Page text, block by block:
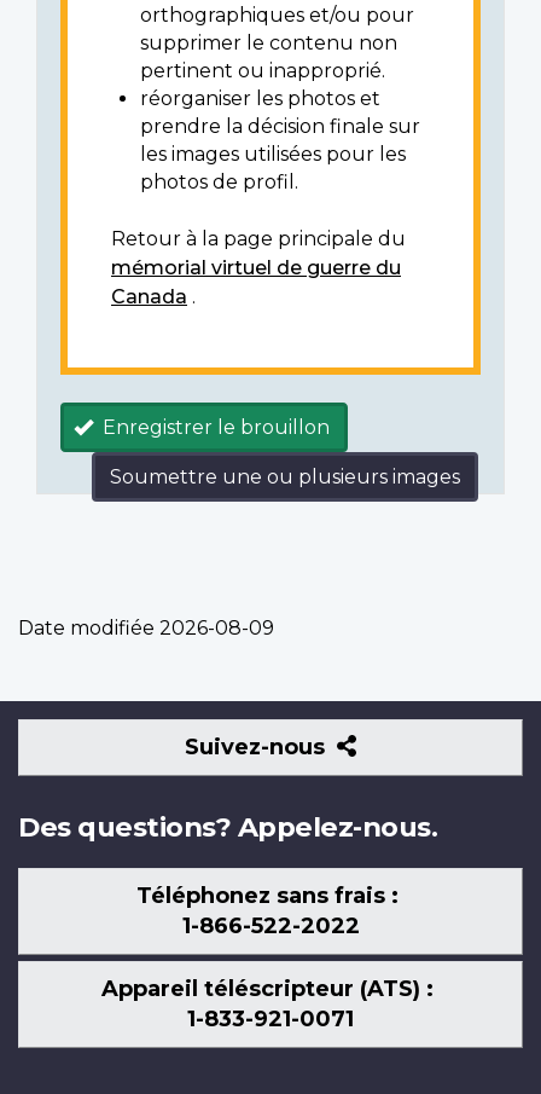
orthographiques et/ou pour
supprimer le contenu non
pertinent ou inapproprié.
réorganiser les photos et
prendre la décision finale sur
les images utilisées pour les
photos de profil.
Retour à la page principale du
mémorial virtuel de guerre du
Canada .
Enregistrer le brouillon
Soumettre une ou plusieurs images
Date modifiée 2026-08-09
Suivez-nous
Suivez-
nous
Des questions? Appelez-nous.
Téléphonez sans frais :
1-866-522-2022
Appareil téléscripteur (ATS) :
1-833-921-0071